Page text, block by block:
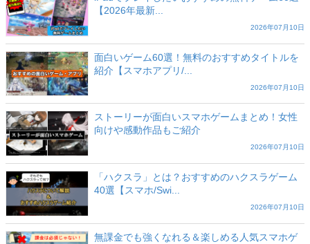
【2026年最新...
2026年07月10日
面白いゲーム60選！無料のおすすめタイトルを
紹介【スマホアプリ/...
2026年07月10日
ストーリーが面白いスマホゲームまとめ！女性
向けや感動作品もご紹介
2026年07月10日
「ハクスラ」とは？おすすめのハクスラゲーム
40選【スマホ/Swi...
2026年07月10日
無課金でも強くなれる＆楽しめる人気スマホゲ